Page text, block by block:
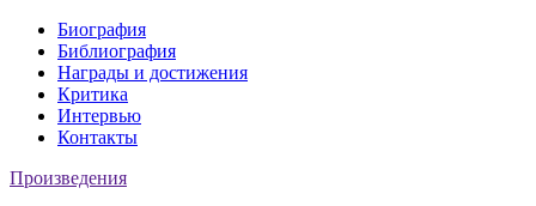
Биография
Библиография
Награды и достижения
Критика
Интервью
Контакты
Произведения